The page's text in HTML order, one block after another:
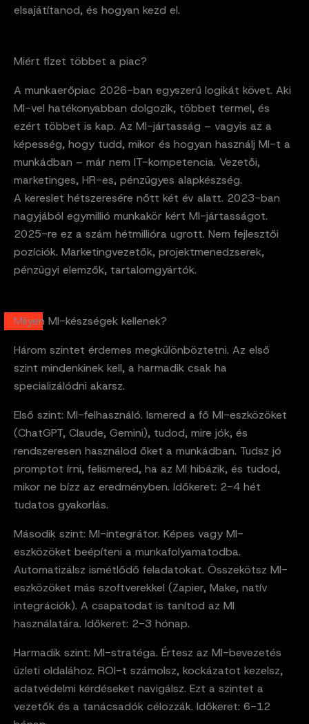
elsajátítanod, és hogyan kezd el.
Miért fizet többet a piac?
A munkaerőpiac 2026-ban egyszerű logikát követ. Aki
MI-vel hatékonyabban dolgozik, többet termel, és
ezért többet is kap. Az MI-jártasság – vagyis az a
képesség, hogy tudd, mikor és hogyan használj MI-t a
munkádban – már nem IT-kompetencia. Vezetői,
marketinges, HR-es, pénzügyes alapkészség.
A kereslet hétszeresére nőtt két év alatt. 2023-ban
nagyjából egymillió munkakör kért MI-jártasságot.
2025-re ez a szám hétmillióra ugrott. Nem fejlesztői
pozíciók. Marketingvezetők, projektmenedzserek,
pénzügyi elemzők, tartalomgyártók.
Milyen MI-készségek kellenek?
Három szintet érdemes megkülönböztetni. Az első
szint mindenkinek kell, a harmadik csak ha
specializálódni akarsz.
Első szint: MI-felhasználó. Ismered a fő MI-eszközöket
(ChatGPT, Claude, Gemini), tudod, mire jók, és
rendszeresen használod őket a munkádban. Tudsz jó
promptot írni, felismered, ha az MI hibázik, és tudod,
mikor ne bízz az eredményben. Időkeret: 2-4 hét
tudatos gyakorlás.
Második szint: MI-integrátor. Képes vagy MI-
eszközöket beépíteni a munkafolyamatodba.
Automatizálsz ismétlődő feladatokat. Összekötsz MI-
eszközöket más szoftverekkel (Zapier, Make, natív
integrációk). A csapatodat is tanítod az MI
használatára. Időkeret: 2-3 hónap.
Harmadik szint: MI-stratéga. Értesz az MI-bevezetés
üzleti oldalához. ROI-t számolsz, kockázatot kezelsz,
adatvédelmi kérdéseket navigálsz. Ezt a szintet a
vezetők és a tanácsadók célozzák. Időkeret: 6-12